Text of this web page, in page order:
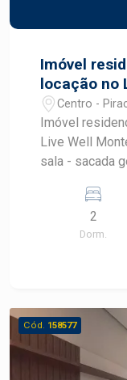
Imóvel
locação no
emCentro -
Imóvel
Live Well
sala - sacada gourmet com vista para o Rio de
com armários
Condomínio
2
Dorm.
Cód. 158577